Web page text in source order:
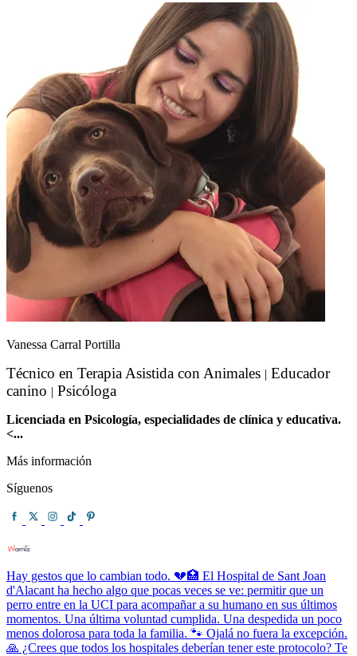
Vanessa Carral Portilla
Técnico en Terapia Asistida con Animales | Educador
canino | Psicóloga
Licenciada en Psicología, especialidades de clínica y educativa.
<...
Más información
Síguenos
Hay gestos que lo cambian todo. 💔🏥 El Hospital de Sant Joan
d'Alacant ha hecho algo que pocas veces se ve: permitir que un
perro entre en la UCI para acompañar a su humano en sus últimos
momentos. Una última voluntad cumplida. Una despedida un poco
menos dolorosa para toda la familia. 🐾 Ojalá no fuera la excepción.
🙏 ¿Crees que todos los hospitales deberían tener este protocolo? Te